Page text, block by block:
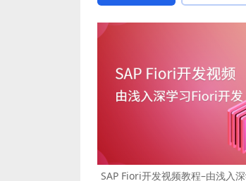
SAP Fiori开发视频教程–由浅入